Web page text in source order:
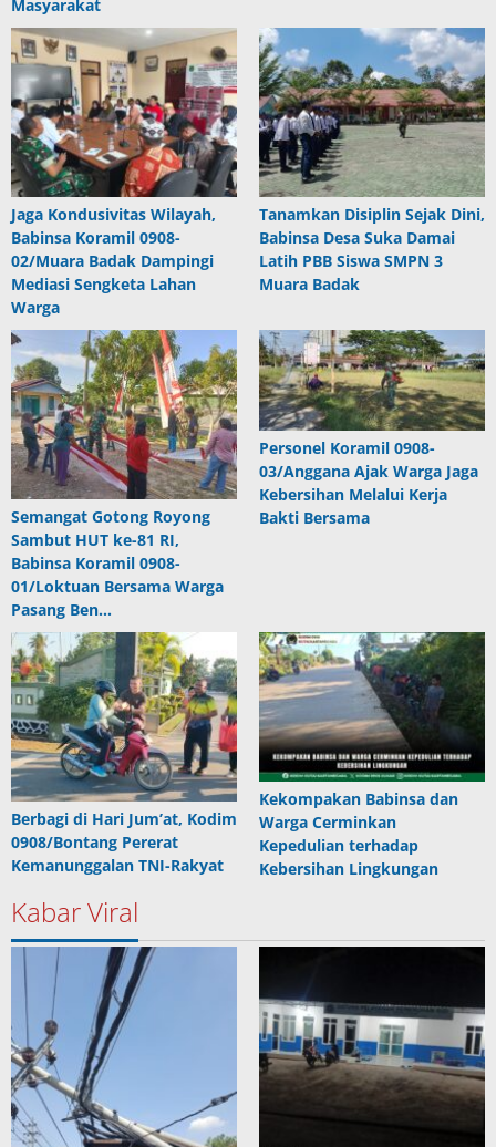
Masyarakat
Jaga Kondusivitas Wilayah,
Babinsa Koramil 0908-
02/Muara Badak Dampingi
Mediasi Sengketa Lahan
Warga
Tanamkan Disiplin Sejak Dini,
Babinsa Desa Suka Damai
Latih PBB Siswa SMPN 3
Muara Badak
Semangat Gotong Royong
Sambut HUT ke-81 RI,
Babinsa Koramil 0908-
01/Loktuan Bersama Warga
Pasang Ben…
Personel Koramil 0908-
03/Anggana Ajak Warga Jaga
Kebersihan Melalui Kerja
Bakti Bersama
Berbagi di Hari Jum’at, Kodim
0908/Bontang Pererat
Kemanunggalan TNI-Rakyat
Kekompakan Babinsa dan
Warga Cerminkan
Kepedulian terhadap
Kebersihan Lingkungan
Kabar Viral